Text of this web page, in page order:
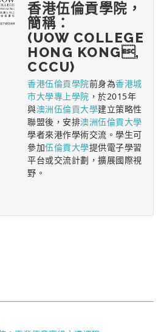
香港伍倫貢學院，
簡稱：
(UOW COLLEGE
HONG KONG,
CCCU)
香港伍倫貢學院前身為香港城
市大學專上學院 ，於2015年
與澳洲伍倫貢大學建立策略性
聯盟後，安排澳洲伍倫貢大學
學者來港作學術交流。學生可
參加伍倫貢大學提供電子學習
平台或交流計劃，擴展國際視
野。